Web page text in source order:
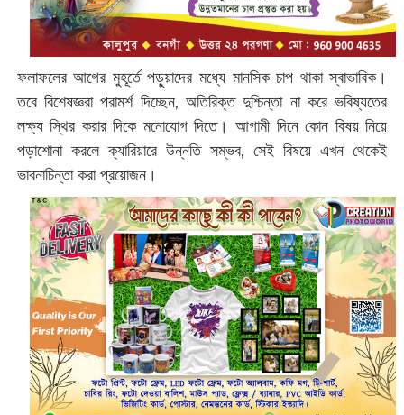
ফলাফলের আগের মুহূর্তে পড়ুয়াদের মধ্যে মানসিক চাপ থাকা স্বাভাবিক।
তবে বিশেষজ্ঞরা পরামর্শ দিচ্ছেন, অতিরিক্ত দুশ্চিন্তা না করে ভবিষ্যতের
লক্ষ্য স্থির করার দিকে মনোযোগ দিতে। আগামী দিনে কোন বিষয় নিয়ে
পড়াশোনা করলে ক্যারিয়ারে উন্নতি সম্ভব, সেই বিষয়ে এখন থেকেই
ভাবনাচিন্তা করা প্রয়োজন।